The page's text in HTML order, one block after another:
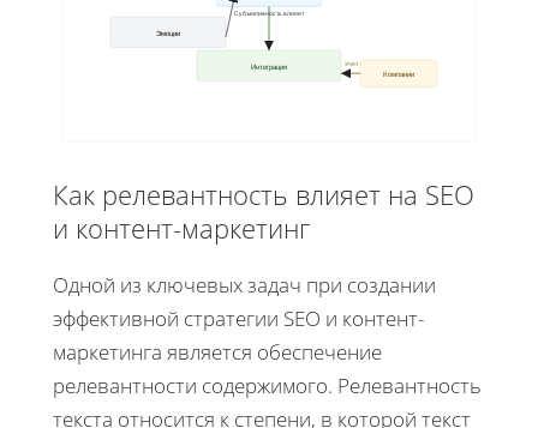
Эмоции
Интеграция
Компании
Учет
Субъективность влияет
Как релевантность влияет на SEO
и контент-маркетинг
Одной из ключевых задач при создании
эффективной стратегии SEO и контент-
маркетинга является обеспечение
релевантности содержимого. Релевантность
текста относится к степени, в которой текст